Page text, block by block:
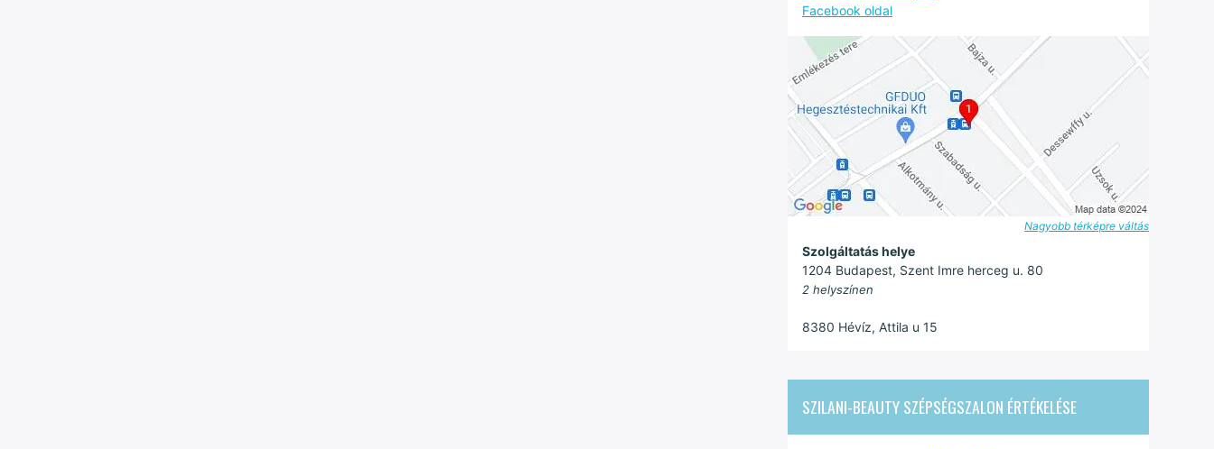
Facebook oldal
Nagyobb térképre váltás
Szolgáltatás helye
1204 Budapest, Szent Imre herceg u. 80
2 helyszínen
8380 Hévíz, Attila u 15
SZILANI-BEAUTY SZÉPSÉGSZALON ÉRTÉKELÉSE